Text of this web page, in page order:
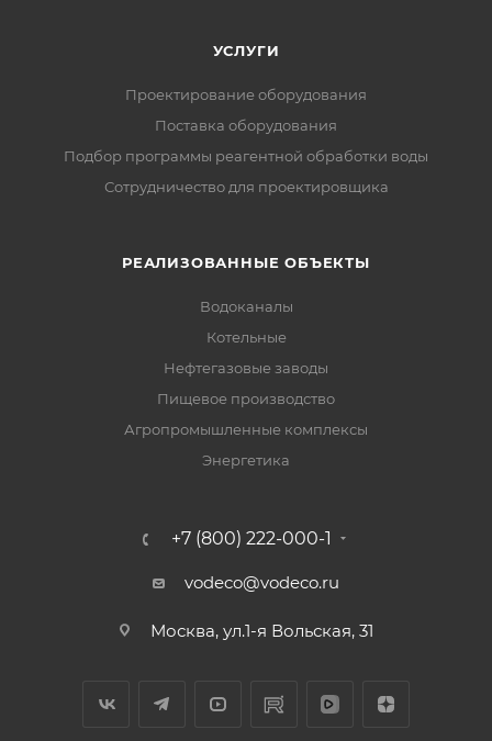
УСЛУГИ
Проектирование оборудования
Поставка оборудования
Подбор программы реагентной обработки воды
Сотрудничество для проектировщика
РЕАЛИЗОВАННЫЕ ОБЪЕКТЫ
Водоканалы
Котельные
Нефтегазовые заводы
Пищевое производство
Агропромышленные комплексы
Энергетика
+7 (800) 222-000-1
vodeco@vodeco.ru
Москва, ул.1-я Вольская, 31